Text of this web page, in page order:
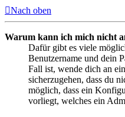
Nach oben
Warum kann ich mich nicht
Dafür gibt es viele
Benutzername und dein
Fall ist, wende dich an
sicherzugehen, dass du
möglich, dass ein
vorliegt, welches ein